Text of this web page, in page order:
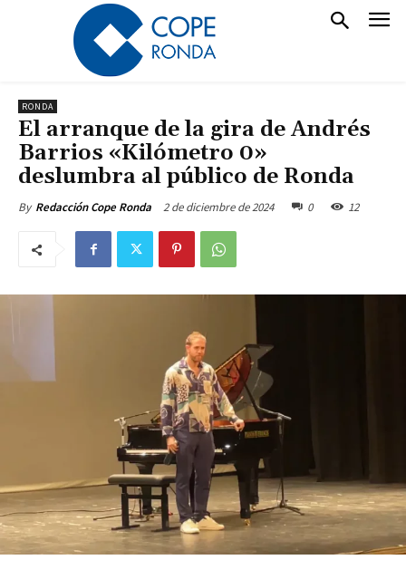
RONDA
El arranque de la gira de Andrés
Barrios «Kilómetro 0»
deslumbra al público de Ronda
By Redacción Cope Ronda 2 de diciembre de 2024 0 12